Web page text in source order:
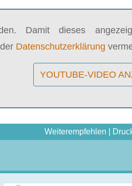
Damit dieses
Datenschutzerklärung
YOUTUBE-VIDEO
Weiterempfehlen